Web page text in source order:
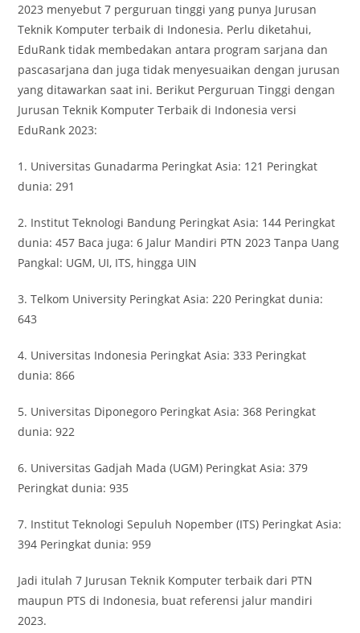
2023 menyebut 7 perguruan tinggi yang punya Jurusan
Teknik Komputer terbaik di Indonesia. Perlu diketahui,
EduRank tidak membedakan antara program sarjana dan
pascasarjana dan juga tidak menyesuaikan dengan jurusan
yang ditawarkan saat ini. Berikut Perguruan Tinggi dengan
Jurusan Teknik Komputer Terbaik di Indonesia versi
EduRank 2023:
1. Universitas Gunadarma Peringkat Asia: 121 Peringkat
dunia: 291
2. Institut Teknologi Bandung Peringkat Asia: 144 Peringkat
dunia: 457 Baca juga: 6 Jalur Mandiri PTN 2023 Tanpa Uang
Pangkal: UGM, UI, ITS, hingga UIN
3. Telkom University Peringkat Asia: 220 Peringkat dunia:
643
4. Universitas Indonesia Peringkat Asia: 333 Peringkat
dunia: 866
5. Universitas Diponegoro Peringkat Asia: 368 Peringkat
dunia: 922
6. Universitas Gadjah Mada (UGM) Peringkat Asia: 379
Peringkat dunia: 935
7. Institut Teknologi Sepuluh Nopember (ITS) Peringkat Asia:
394 Peringkat dunia: 959
Jadi itulah 7 Jurusan Teknik Komputer terbaik dari PTN
maupun PTS di Indonesia, buat referensi jalur mandiri
2023.